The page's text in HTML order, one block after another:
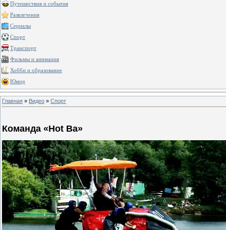
Путешествия и события
Развлечения
Сериалы
Спорт
Транспорт
Фильмы и анимация
Хобби и образование
Юмор
Главная » Видео » Спорт
Команда «Hot Ba»